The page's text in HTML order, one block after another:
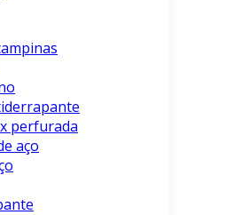
perfurada
aço